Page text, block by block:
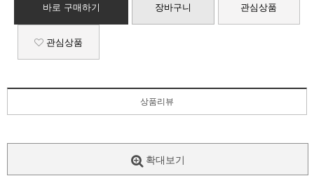
바로 구매하기 장바구니 관심상품
관심상품
상품리뷰
확대보기